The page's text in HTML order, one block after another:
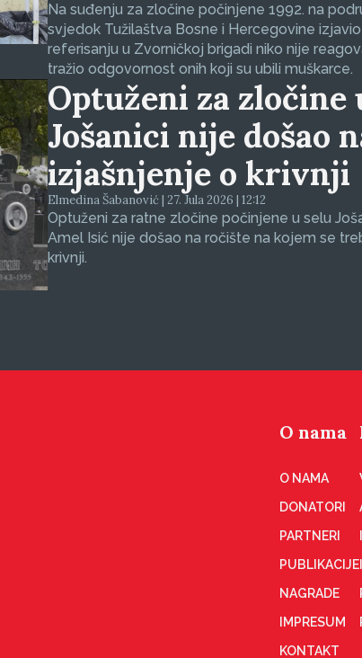
Na suđenju za zločine počinjene 1992. na
svjedok Tužilaštva Bosne i Hercegovine
referisanju u Zvorničkoj brigadi niko nije
tražio odgovornost onih koji su ubili muškarce.
Optuženi za zločine
Jošanici nije došao
izjašnjenje o krivnji
Elmedina Šabanović | 27. Jula 2026 | 12:12
Optuženi za ratne zločine počinjene u selu
Amel Isić nije došao na ročište na kojem se
krivnji.
O nama
O NAMA
DONATORI
PARTNERI
PUBLIKACIJE
NAGRADE
IMPRESUM
KONTAKT